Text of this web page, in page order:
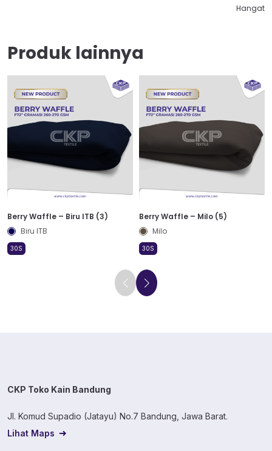
Hangat
Produk lainnya
Berry Waffle – Biru ITB (3)
Biru ITB
30S
Berry Waffle – Milo (5)
Milo
30S
CKP Toko Kain Bandung
Jl. Komud Supadio (Jatayu) No.7 Bandung, Jawa Barat.
Lihat Maps